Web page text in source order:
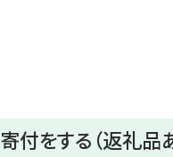
寄付をする（返礼品